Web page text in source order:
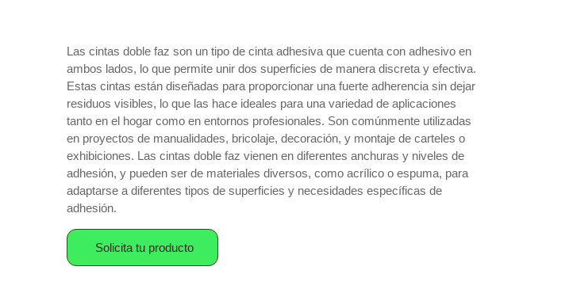
Las cintas doble faz son un tipo de cinta adhesiva que cuenta con adhesivo en
ambos lados, lo que permite unir dos superficies de manera discreta y efectiva.
Estas cintas están diseñadas para proporcionar una fuerte adherencia sin dejar
residuos visibles, lo que las hace ideales para una variedad de aplicaciones
tanto en el hogar como en entornos profesionales. Son comúnmente utilizadas
en proyectos de manualidades, bricolaje, decoración, y montaje de carteles o
exhibiciones. Las cintas doble faz vienen en diferentes anchuras y niveles de
adhesión, y pueden ser de materiales diversos, como acrílico o espuma, para
adaptarse a diferentes tipos de superficies y necesidades específicas de
adhesión.
Solicita tu producto